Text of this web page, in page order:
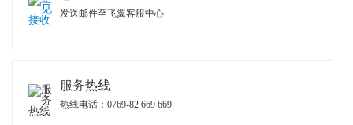
发送邮件至飞翼客服中心
服务热线
热线电话：0769-82 669 669